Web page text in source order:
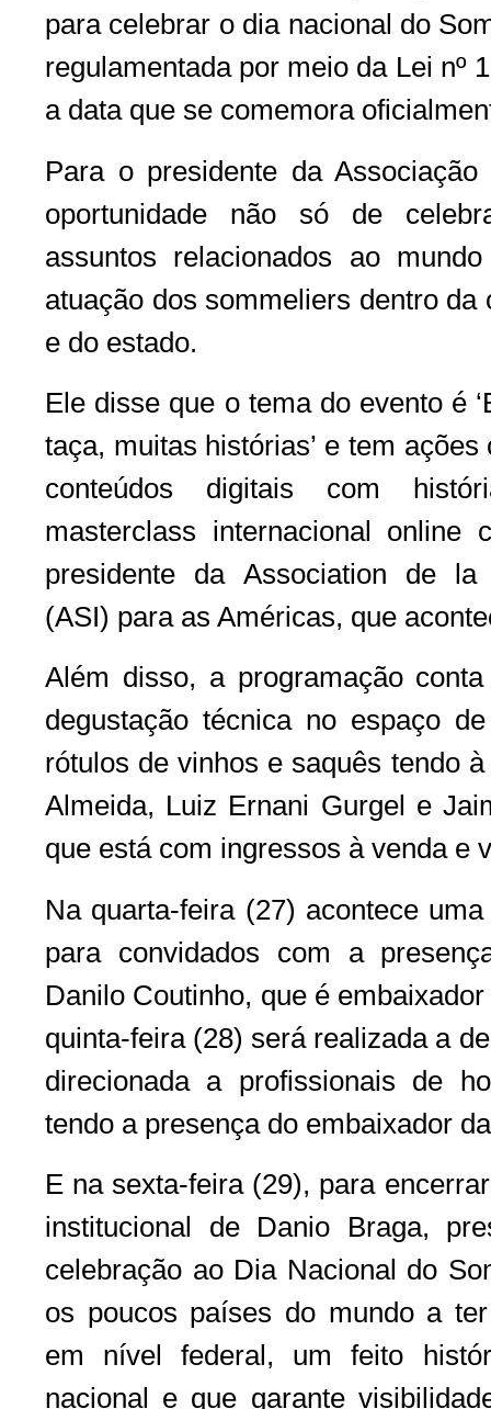
para celebrar o dia nacional do
regulamentada por meio da Lei nº
a data que se comemora
Para o presidente da
oportunidade não só de
assuntos relacionados ao
atuação dos sommeliers dentro
e do estado.
Ele disse que o tema do evento é
taça, muitas histórias’ e tem
conteúdos digitais com
masterclass internacional online
presidente da Association de la
(ASI) para as Américas, que
Além disso, a programação
degustação técnica no espaço
rótulos de vinhos e saquês tendo
Almeida, Luiz Ernani Gurgel e
que está com ingressos à venda e
Na quarta-feira (27) acontece
para convidados com a
Danilo Coutinho, que é
quinta-feira (28) será realizada a
direcionada a profissionais de
tendo a presença do embaixador
E na sexta-feira (29), para
institucional de Danio Braga,
celebração ao Dia Nacional do
os poucos países do mundo a
em nível federal, um feito
nacional e que garante